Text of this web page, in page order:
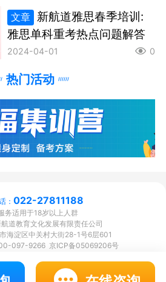
、绵阳、西安、福州、泉州、石家
厦门、昆明、哈尔滨、太原、郑
、大连、中国香港
航道官方咨询热线400-609-9977
构之名进行退费的诈骗行为猖獗。
户：新航道一直正常经营，从未委
联系学员及家长办理退费事宜。如
文章
新航道雅思春季培训:
雅思单科重考热点问题解答
2024-04-01 0
热门活动
： 022-27811188
务适用于18岁以上人群
道教育文化发展有限责任公司
海淀区中关村大街28-1号6层601
097-9266 京ICP备05069206号